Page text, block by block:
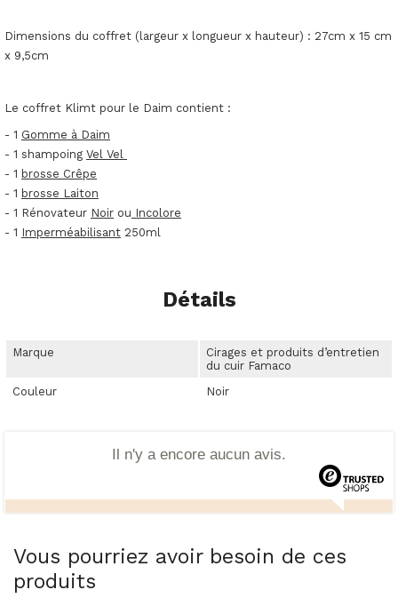
Dimensions du coffret (largeur x longueur x hauteur) : 27cm x 15 cm
x 9,5cm
Le coffret Klimt pour le Daim contient :
- 1 Gomme à Daim
- 1 shampoing Vel Vel
- 1 brosse Crêpe
- 1 brosse Laiton
- 1 Rénovateur Noir ou Incolore
- 1 Imperméabilisant 250ml
Détails
Marque
Cirages et produits d’entretien
du cuir Famaco
Couleur
Noir
Il n'y a encore aucun avis.
Vous pourriez avoir besoin de ces
produits